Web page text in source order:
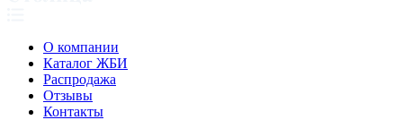
О компании
Каталог ЖБИ
Распродажа
Отзывы
Контакты